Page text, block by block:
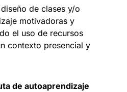
de clases y/o
motivadoras y
el uso de recursos
contexto presencial y
de autoaprendizaje